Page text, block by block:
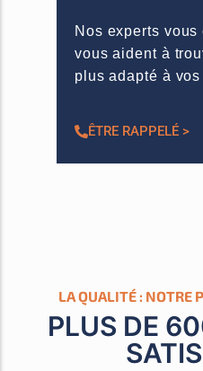
Nos experts
vous aident à
plus adapté à
ÊTRE RAPPELÉ >
LA QUALITÉ : NOTRE
PLUS DE